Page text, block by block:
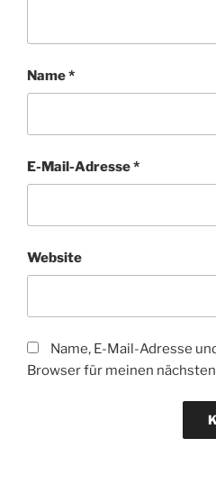
Name*
E-Mail-Adresse*
Website
Name, E-Mail-Adresse
Browser für meinen